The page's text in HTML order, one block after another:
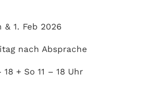
& 1. Feb 2026
nach Absprache
18 + So 11 – 18 Uhr